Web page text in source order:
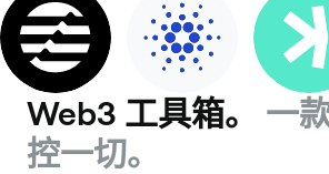
Web3 工具箱。
一
控一切。